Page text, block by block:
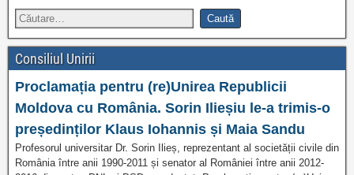
Consiliul Unirii
Proclamația pentru (re)Unirea Republicii
Moldova cu România. Sorin Ilieșiu le-a trimis-o
președinților Klaus Iohannis și Maia Sandu
Profesorul universitar Dr. Sorin Ilieș, reprezentant al societății civile din
România între anii 1990-2011 și senator al României între anii 2012-